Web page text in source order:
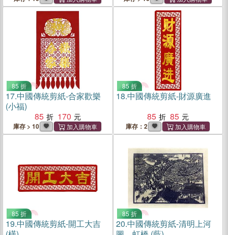
85 折
17.中國傳統剪紙-合家歡樂
(小福)
85
170
庫存 > 10
85 折
18.中國傳統剪紙-財源廣進
85
85
庫存：2
85 折
19.中國傳統剪紙-開工大吉
85 折
20.中國傳統剪紙-清明上河